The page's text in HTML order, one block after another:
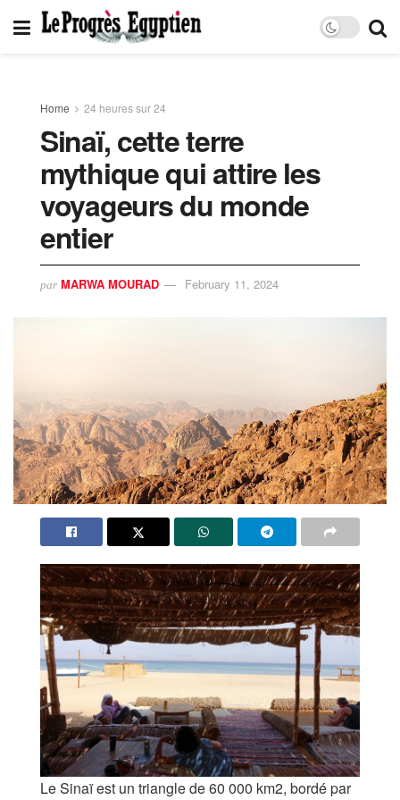
Home 24 heures sur 24
Sinaï, cette terre
mythique qui attire les
voyageurs du monde
entier
par MARWA MOURAD February 11, 2024
Le Sinaï est un triangle de 60 000 km2, bordé par